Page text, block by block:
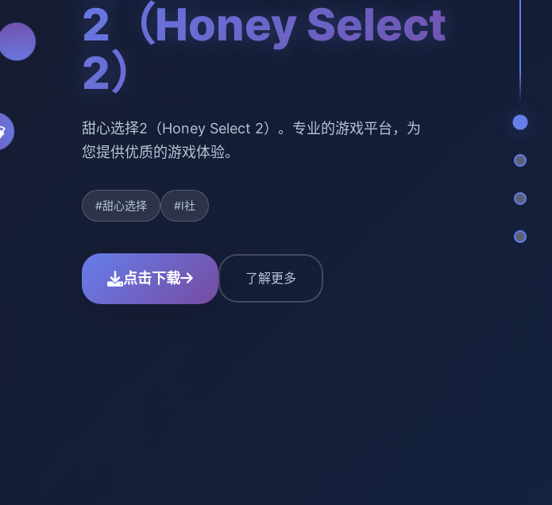
2（Honey Select
2）
甜心选择2（Honey Select 2）。专业的游戏平台，为
您提供优质的游戏体验。
#甜心选择 #I社
点击下载 了解更多